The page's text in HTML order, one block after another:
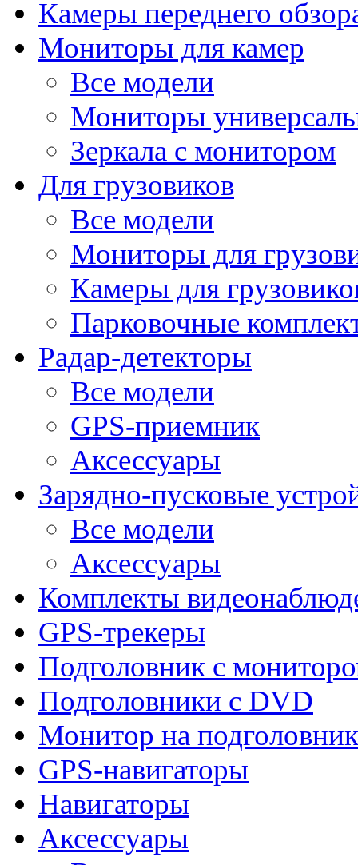
Камеры переднего
Мониторы для камер
Все модели
Мониторы
Зеркала с монитором
Для грузовиков
Все модели
Мониторы для
Камеры для
Парковочные
Радар-детекторы
Все модели
GPS-приемник
Аксессуары
Зарядно-пусковые
Все модели
Аксессуары
Комплекты
GPS-трекеры
Подголовник с
Подголовники с DVD
Монитор на подголовник
GPS-навигаторы
Навигаторы
Аксессуары